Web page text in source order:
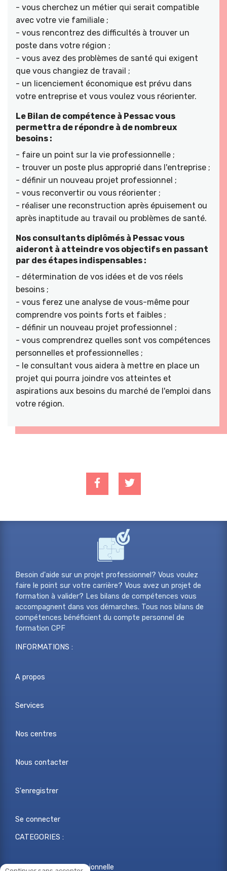
- vous cherchez un métier qui serait compatible
avec votre vie familiale ;
- vous rencontrez des difficultés à trouver un
poste dans votre région ;
- vous avez des problèmes de santé qui exigent
que vous changiez de travail ;
- un licenciement économique est prévu dans
votre entreprise et vous voulez vous réorienter.
Le Bilan de compétence à Pessac vous
permettra de répondre à de nombreux
besoins :
- faire un point sur la vie professionnelle ;
- trouver un poste plus approprié dans l'entreprise ;
- définir un nouveau projet professionnel ;
- vous reconvertir ou vous réorienter ;
- réaliser une reconstruction après épuisement ou
après inaptitude au travail ou problèmes de santé.
Nos consultants diplômés à Pessac vous
aideront à atteindre vos objectifs en passant
par des étapes indispensables :
- détermination de vos idées et de vos réels
besoins ;
- vous ferez une analyse de vous-même pour
comprendre vos points forts et faibles ;
- définir un nouveau projet professionnel ;
- vous comprendrez quelles sont vos compétences
personnelles et professionnelles ;
- le consultant vous aidera à mettre en place un
projet qui pourra joindre vos atteintes et
aspirations aux besoins du marché de l'emploi dans
votre région.
Besoin d'aide sur un projet professionnel? Vous voulez
faire le point sur votre carrière? Vous avez un projet de
formation à valider? Les bilans de compétences vous
accompagnent dans vos démarches. Tous nos bilans de
compétences bénéficient du compte personnel de
formation CPF
INFORMATIONS :
A propos
Services
Nos centres
Nous contacter
S'enregistrer
Se connecter
CATEGORIES :
Reconversion professionnelle